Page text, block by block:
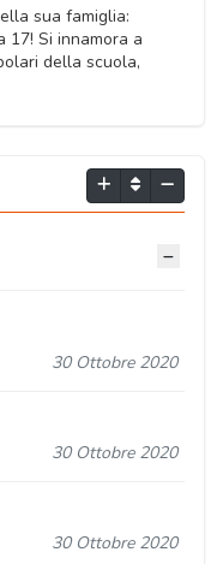
sua famiglia:
17! Si innamora a
della scuola,
30 Ottobre 2020
30 Ottobre 2020
30 Ottobre 2020